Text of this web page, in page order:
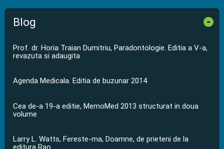
Blog -
Prof. dr. Horia Traian Dumitriu, Paradontologie. Editia a V-a,
revazuta si adaugita
Agenda Medicala. Editia de buzunar 2014
Cea de-a 19-a editie, MemoMed 2013 structurat in doua
volume
Larry L. Watts, Fereste-ma, Doamne, de prieteni de la
editura Rao